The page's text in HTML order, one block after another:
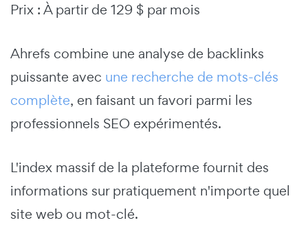
Prix : À partir de 129 $ par mois
Ahrefs combine une analyse de backlinks
puissante avec une recherche de mots-clés
complète, en faisant un favori parmi les
professionnels SEO expérimentés.
L'index massif de la plateforme fournit des
informations sur pratiquement n'importe quel
site web ou mot-clé.